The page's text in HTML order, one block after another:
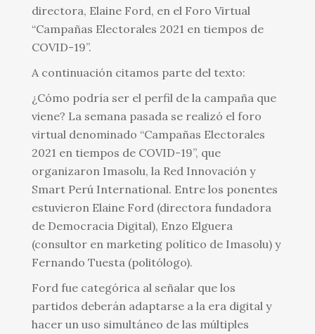
directora, Elaine Ford, en el Foro Virtual
“Campañas Electorales 2021 en tiempos de
COVID-19”.
A continuación citamos parte del texto:
¿Cómo podría ser el perfil de la campaña que
viene? La semana pasada se realizó el foro
virtual denominado “Campañas Electorales
2021 en tiempos de COVID-19”, que
organizaron Imasolu, la Red Innovación y
Smart Perú International. Entre los ponentes
estuvieron Elaine Ford (directora fundadora
de Democracia Digital), Enzo Elguera
(consultor en marketing político de Imasolu) y
Fernando Tuesta (politólogo).
Ford fue categórica al señalar que los
partidos deberán adaptarse a la era digital y
hacer un uso simultáneo de las múltiples